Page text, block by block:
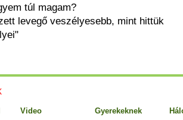
túl magam?
levegő veszélyesebb, mint hittük
Video Gyerekeknek